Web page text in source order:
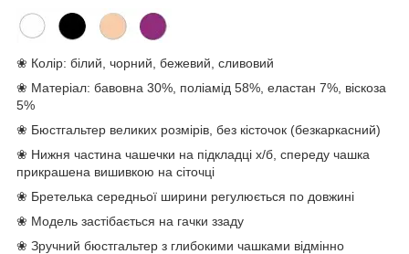
❀ Колір: білий, чорний, бежевий, сливовий
❀ Матеріал: бавовна 30%, поліамід 58%, еластан 7%, віскоза
5%
❀ Бюстгальтер великих розмірів, без кісточок (безкаркасний)
❀ Нижня частина чашечки на підкладці х/б, спереду чашка
прикрашена вишивкою на сіточці
❀ Бретелька середньої ширини регулюється по довжині
❀ Модель застібається на гачки ззаду
❀ Зручний бюстгальтер з глибокими чашками відмінно